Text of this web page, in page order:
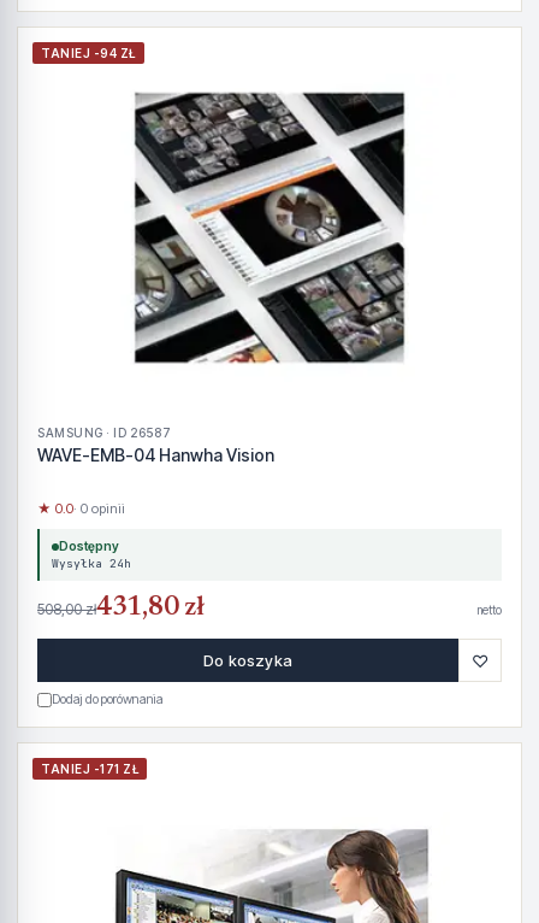
TANIEJ -94 ZŁ
SAMSUNG · ID 26587
WAVE-EMB-04 Hanwha Vision
★ 0.0· 0 opinii
Dostępny
Wysyłka 24h
508,00 zł431,80 zł netto
Do koszyka ♡
Dodaj do porównania
TANIEJ -171 ZŁ